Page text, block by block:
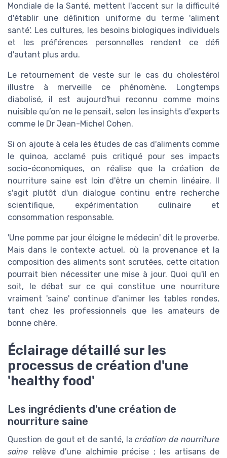
Mondiale de la Santé, mettent l'accent sur la difficulté
d'établir une définition uniforme du terme 'aliment
santé'. Les cultures, les besoins biologiques individuels
et les préférences personnelles rendent ce défi
d'autant plus ardu.
Le retournement de veste sur le cas du cholestérol
illustre à merveille ce phénomène. Longtemps
diabolisé, il est aujourd'hui reconnu comme moins
nuisible qu’on ne le pensait, selon les insights d'experts
comme le Dr Jean-Michel Cohen.
Si on ajoute à cela les études de cas d'aliments comme
le quinoa, acclamé puis critiqué pour ses impacts
socio-économiques, on réalise que la création de
nourriture saine est loin d'être un chemin linéaire. Il
s'agit plutôt d'un dialogue continu entre recherche
scientifique, expérimentation culinaire et
consommation responsable.
'Une pomme par jour éloigne le médecin' dit le proverbe.
Mais dans le contexte actuel, où la provenance et la
composition des aliments sont scrutées, cette citation
pourrait bien nécessiter une mise à jour. Quoi qu'il en
soit, le débat sur ce qui constitue une nourriture
vraiment 'saine' continue d'animer les tables rondes,
tant chez les professionnels que les amateurs de
bonne chère.
Éclairage détaillé sur les
processus de création d'une
'healthy food'
Les ingrédients d'une création de
nourriture saine
Question de gout et de santé, lacréation de nourriture
saine relève d'une alchimie précise ; les artisans de